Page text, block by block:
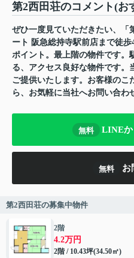
第2西田荘のコメント(お
ぜひ一度見ていただきたい、「
ート 阪急総持寺駅前店まで徒
ポイント。最上階の物件です。
る、アクセス良好な物件です。
ご提供いたします。お客様のこ
ら、お気軽に当社へお問い合わ
無料 LINEか
無料 お
第2西田荘の募集中物件
2階
4.2万円
2階 / 10.43坪(34.50㎡)